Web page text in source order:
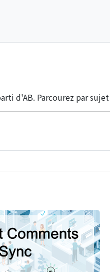
d'AB. Parcourez par